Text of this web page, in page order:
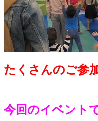
たくさんのご参
今回のイベント